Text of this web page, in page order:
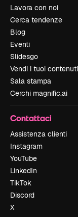
Lavora con noi
Cerca tendenze
Blog
Eventi
Slidesgo
Vendi i tuoi contenuti
Sala stampa
Cerchi magnific.ai
Contattaci
Assistenza clienti
Instagram
YouTube
LinkedIn
TikTok
Discord
X